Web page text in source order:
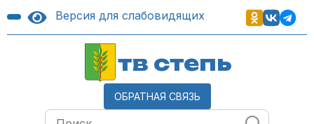
Версия для слабовидящих
тв степь
ОБРАТНАЯ СВЯЗЬ